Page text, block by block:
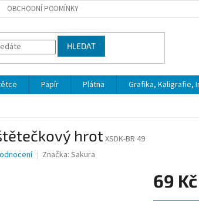
OBCHODNÍ PODMÍNKY
HLEDAT
Papír Plátna Grafika, Kaligrafie,
hrotXSDK-BR 49
Značka: Sakura
69 Kč